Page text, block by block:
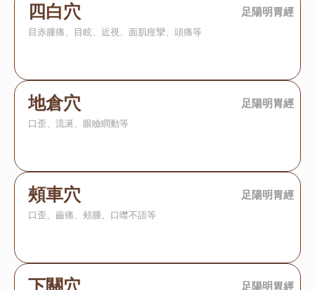
四白穴 足陽明胃經
目赤腫痛、目眩、近視、面肌痙攣、頭痛等
地倉穴 足陽明胃經
口歪、流涎、眼瞼瞤動等
頰車穴 足陽明胃經
口歪、齒痛、頰腫、口噤不語等
下關穴 足陽明胃經